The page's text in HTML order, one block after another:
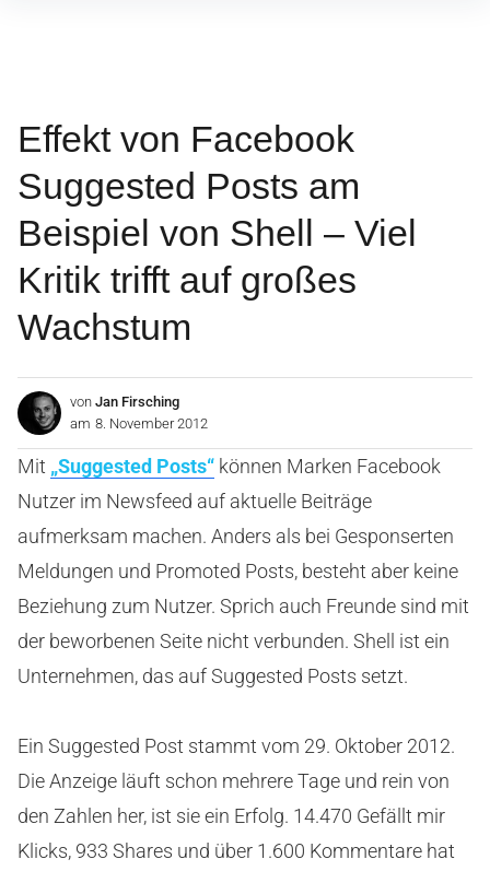
Effekt von Facebook
Suggested Posts am
Beispiel von Shell – Viel
Kritik trifft auf großes
Wachstum
von Jan Firsching
am 8. November 2012
Mit „Suggested Posts“ können Marken Facebook
Nutzer im Newsfeed auf aktuelle Beiträge
aufmerksam machen. Anders als bei Gesponserten
Meldungen und Promoted Posts, besteht aber keine
Beziehung zum Nutzer. Sprich auch Freunde sind mit
der beworbenen Seite nicht verbunden. Shell ist ein
Unternehmen, das auf Suggested Posts setzt.
Ein Suggested Post stammt vom 29. Oktober 2012.
Die Anzeige läuft schon mehrere Tage und rein von
den Zahlen her, ist sie ein Erfolg. 14.470 Gefällt mir
Klicks, 933 Shares und über 1.600 Kommentare hat